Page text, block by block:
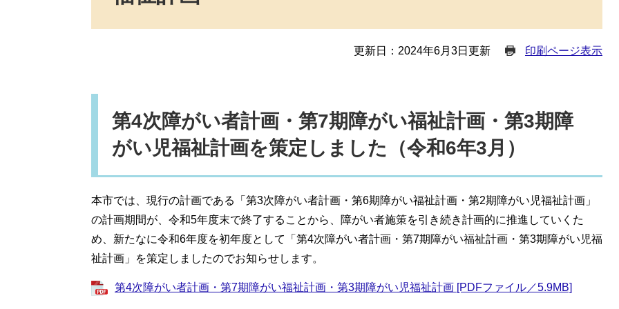
更新日：2024年6月3日更新 印刷ページ表示
第4次障がい者計画・第7期障がい福祉計画・第3期障
がい児福祉計画を策定しました（令和6年3月）
本市では、現行の計画である「第3次障がい者計画・第6期障がい福祉計画・第2期障がい児福祉計画」
の計画期間が、令和5年度末で終了することから、障がい者施策を引き続き計画的に推進していくた
め、新たなに令和6年度を初年度として「第4次障がい者計画・第7期障がい福祉計画・第3期障がい児福
祉計画」を策定しましたのでお知らせします。
第4次障がい者計画・第7期障がい福祉計画・第3期障がい児福祉計画 [PDFファイル／5.9MB]